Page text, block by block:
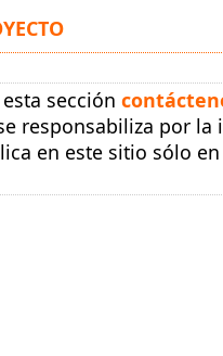
sección
responsabiliza por
en este sitio sólo